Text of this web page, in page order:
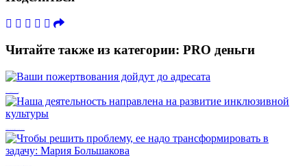
Читайте также из категории: PRO деньги